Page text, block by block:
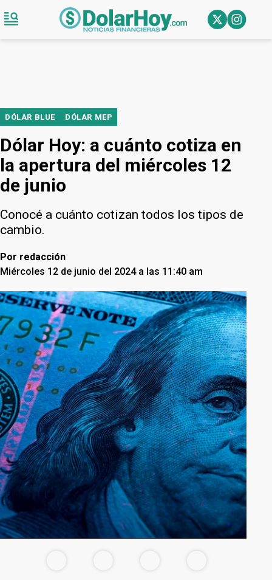
DÓLAR BLUE DÓLAR MEP
Dólar Hoy: a cuánto cotiza en
la apertura del miércoles 12
de junio
Conocé a cuánto cotizan todos los tipos de
cambio.
Por redacción
Miércoles 12 de junio del 2024 a las 11:40 am